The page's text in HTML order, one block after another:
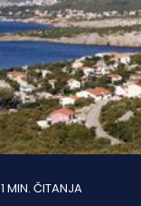
1 MIN. ČITANJA